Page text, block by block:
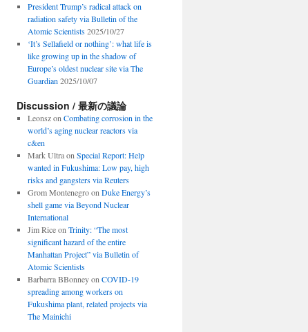
President Trump’s radical attack on
radiation safety via Bulletin of the
Atomic Scientists 2025/10/27
‘It’s Sellafield or nothing’: what life is
like growing up in the shadow of
Europe’s oldest nuclear site via The
Guardian 2025/10/07
Discussion / 最新の議論
Leonszon Combating corrosion in the
world’s aging nuclear reactors via
c&en
Mark Ultraon Special Report: Help
wanted in Fukushima: Low pay, high
risks and gangsters via Reuters
Grom Montenegroon Duke Energy’s
shell game via Beyond Nuclear
International
Jim Riceon Trinity: “The most
significant hazard of the entire
Manhattan Project” via Bulletin of
Atomic Scientists
Barbarra BBonneyon COVID-19
spreading among workers on
Fukushima plant, related projects via
The Mainichi